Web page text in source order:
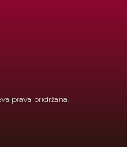
prava pridržana.